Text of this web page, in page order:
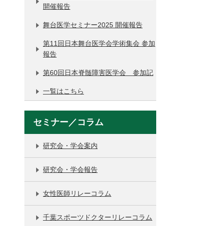
開催報告
舞台医学セミナー2025 開催報告
第11回日本舞台医学会学術集会 参加
報告
第60回日本脊髄障害医学会 参加記
一覧はこちら
セミナー／コラム
研究会・学会案内
研究会・学会報告
女性医師リレーコラム
千葉スポーツドクターリレーコラム